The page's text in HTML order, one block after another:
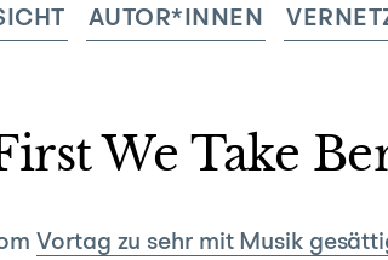
AUTOR*INNEN
We Take
Vortag zu sehr mit Musik